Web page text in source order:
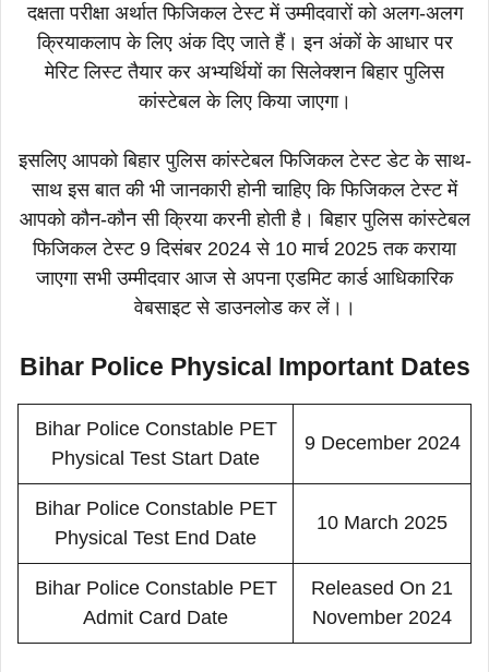
दक्षता परीक्षा अर्थात फिजिकल टेस्ट में उम्मीदवारों को अलग-अलग
क्रियाकलाप के लिए अंक दिए जाते हैं। इन अंकों के आधार पर
मेरिट लिस्ट तैयार कर अभ्यर्थियों का सिलेक्शन बिहार पुलिस
कांस्टेबल के लिए किया जाएगा।
इसलिए आपको बिहार पुलिस कांस्टेबल फिजिकल टेस्ट डेट के साथ-
साथ इस बात की भी जानकारी होनी चाहिए कि फिजिकल टेस्ट में
आपको कौन-कौन सी क्रिया करनी होती है। बिहार पुलिस कांस्टेबल
फिजिकल टेस्ट 9 दिसंबर 2024 से 10 मार्च 2025 तक कराया
जाएगा सभी उम्मीदवार आज से अपना एडमिट कार्ड आधिकारिक
वेबसाइट से डाउनलोड कर लें।।
Bihar Police Physical Important Dates
Bihar Police Constable PET
Physical Test Start Date
9 December 2024
Bihar Police Constable PET
Physical Test End Date
10 March 2025
Bihar Police Constable PET
Admit Card Date
Released On 21
November 2024